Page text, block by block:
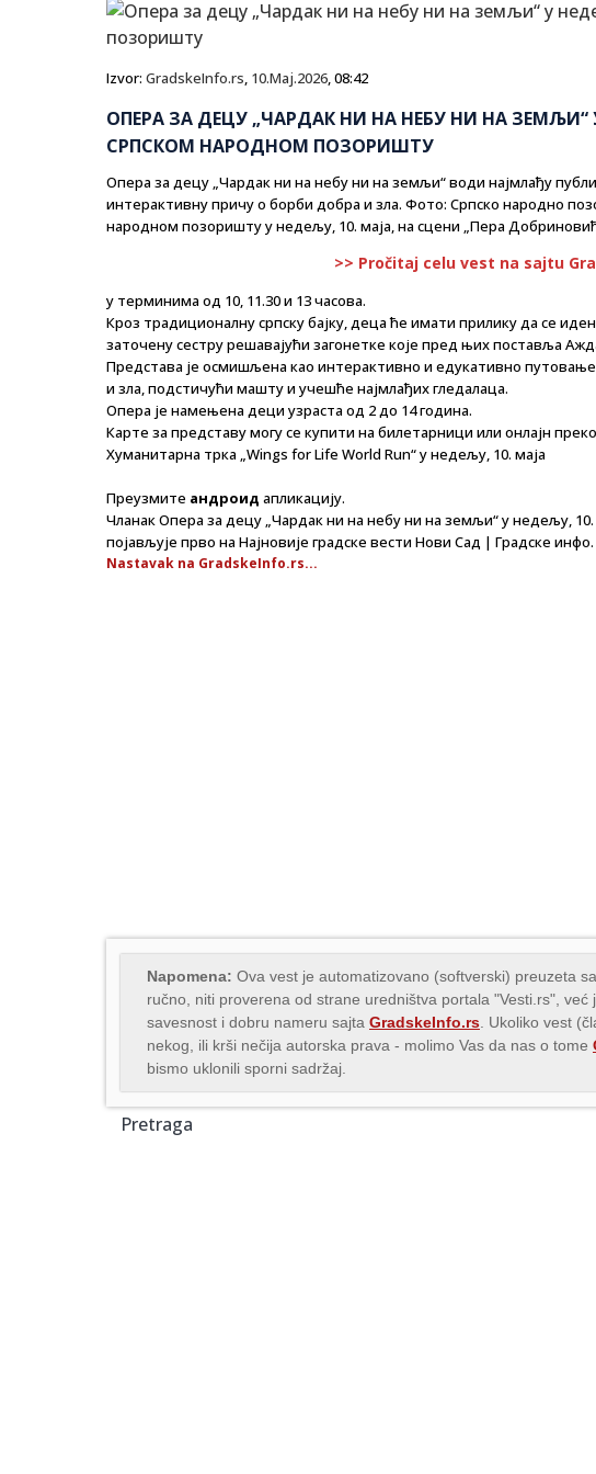
Izvor: GradskeInfo.rs, 10.Maj.2026, 08:42
ОПЕРА ЗА ДЕЦУ „ЧАРДАК НИ НА НЕБУ НИ НА ЗЕМЉИ“
СРПСКОМ НАРОДНОМ ПОЗОРИШТУ
Опера за децу „Чардак ни на небу ни на земљи“ води најмлађу
интерактивну причу о борби добра и зла. Фото: Српско народно
народном позоришту у недељу, 10. маја, на сцени „Пера
>> Pročitaj celu vest na sajtu
у терминима од 10, 11.30 и 13 часова.
Кроз традиционалну српску бајку, деца ће имати прилику да се
заточену сестру решавајући загонетке које пред њих поставља
Представа је осмишљена као интерактивно и едукативно
и зла, подстичући машту и учешће најмлађих гледалаца.
Опера је намењена деци узраста од 2 до 14 година.
Карте за представу могу се купити на билетарници или онлајн
Хуманитарна трка „Wings for Life World Run“ у недељу, 10. маја
Преузмите андроид апликацију.
Чланак Опера за децу „Чардак ни на небу ни на земљи“ у недељу,
појављује прво на Најновије градске вести Нови Сад | Градске инфо.
Nastavak na GradskeInfo.rs...
Napomena: Ova vest je automatizovano (softverski) preuzeta
ručno, niti proverena od strane uredništva portala "Vesti.rs",
savesnost i dobru nameru sajta GradskeInfo.rs . Ukoliko vest
nekog, ili krši nečija autorska prava - molimo Vas da nas o tome
bismo uklonili sporni sadržaj.
Pretraga